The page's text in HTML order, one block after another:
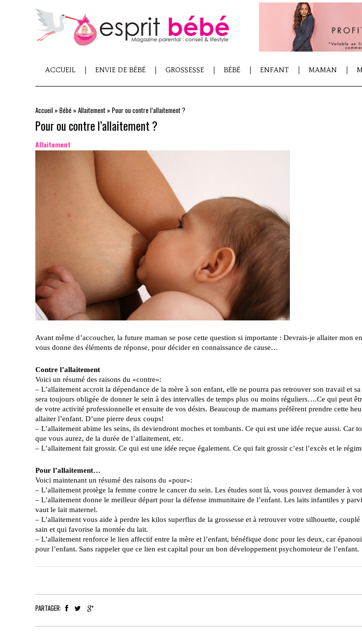
ACCUEIL ENVIE DE BÉBÉ GROSSESSE BÉBÉ ENFANT MAMAN
Accueil » Bébé » Allaitement » Pour ou contre l’allaitement ?
Pour ou contre l’allaitement ?
Allaitement
Avant même d’accoucher, la future maman se pose cette question si importante : Devrais-je allaiter mon
vous donne des éléments de réponse, pour décider en connaissance de cause…
Contre l’allaitement
Voici un résumé des raisons du «contre»:
– L’allaitement accroit la dépendance de la mère à son enfant, elle ne pourra pas retrouver son travail et
sera toujours obligée de donner le sein à des intervalles de temps plus ou moins réguliers….Ce qui peut
de votre activité professionnelle et ensuite de vos désirs. Beaucoup de mamans préfèrent prendre cette
allaiter l’enfant. D’une pierre deux coups!
– L’allaitement abime les seins, ils deviendront moches et tombants. Ce qui est une idée reçue aussi. Car
que vous aurez, de la durée de l’allaitement, etc.
– L’allaitement fait grossir. Ce qui est une idée reçue également. Ce qui fait grossir c’est l’excès et le
Pour l’allaitement…
Voici maintenant un résumé des raisons du «pour»:
– L’allaitement protège la femme contre le cancer du sein. Les études sont là, vous pouvez demander à
– L’allaitement donne le meilleur départ pour la défense immunitaire de l’enfant. Les laits infantiles y
vaut le lait maternel.
– L’allaitement vous aide à perdre les kilos superflus de la grossesse et à retrouver votre silhouette,
sain et qui favorise la montée du lait.
– L’allaitement renforce le lien affectif entre la mère et l’enfant, bénéfique donc pour les deux, car
pour l’enfant. Sans rappeler que ce lien est capital pour un bon développement psychomoteur de l’enfant.
PARTAGER: